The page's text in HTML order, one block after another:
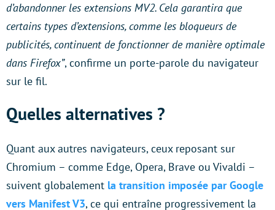
d’abandonner les extensions MV2. Cela garantira que
certains types d’extensions, comme les bloqueurs de
publicités, continuent de fonctionner de manière optimale
dans Firefox”, confirme un porte-parole du navigateur
sur le fil.
Quelles alternatives ?
Quant aux autres navigateurs, ceux reposant sur
Chromium – comme Edge, Opera, Brave ou Vivaldi –
suivent globalement la transition imposée par Google
vers Manifest V3, ce qui entraîne progressivement la